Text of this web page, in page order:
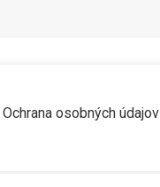
Ochrana osobných údajov